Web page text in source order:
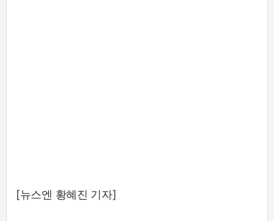
[뉴스엔 황혜진 기자]